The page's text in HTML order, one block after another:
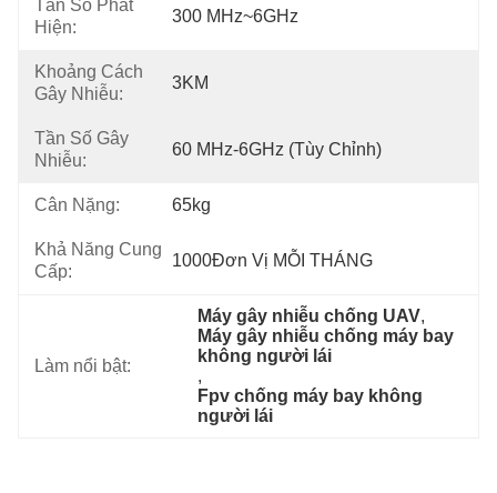
Tần Số Phát
Hiện:
300 MHz~6GHz
Khoảng Cách
Gây Nhiễu:
3KM
Tần Số Gây
Nhiễu:
60 MHz-6GHz (Tùy Chỉnh)
Cân Nặng: 65kg
Khả Năng Cung
Cấp:
1000Đơn Vị MỖI THÁNG
Làm nổi bật:
Máy gây nhiễu chống UAV,
Máy gây nhiễu chống máy bay
không người lái
,
Fpv chống máy bay không
người lái